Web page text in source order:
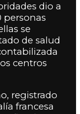
dio a
personas
se
de salud
centros
registrado
francesa